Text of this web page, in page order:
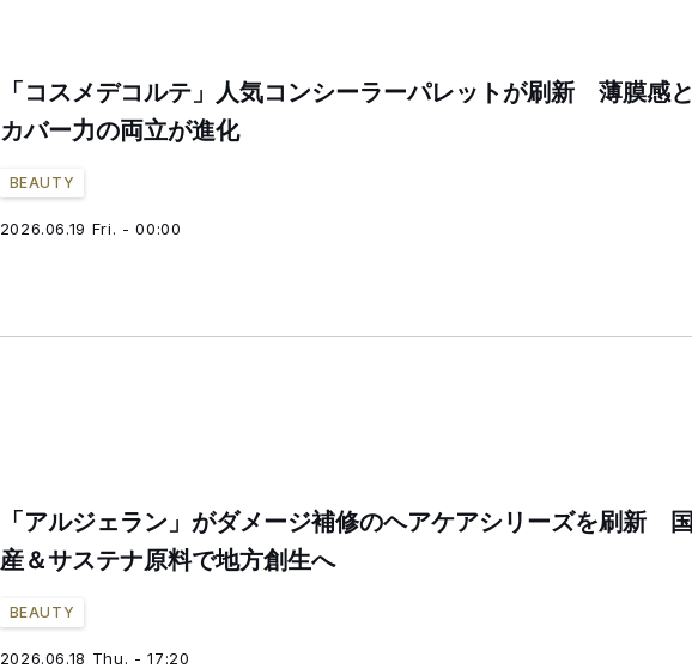
「コスメデコルテ」人気コンシーラーパレットが刷新 薄膜感と
カバー力の両立が進化
BEAUTY
2026.06.19 Fri. - 00:00
「アルジェラン」がダメージ補修のヘアケアシリーズを刷新 国
産＆サステナ原料で地方創生へ
BEAUTY
2026.06.18 Thu. - 17:20